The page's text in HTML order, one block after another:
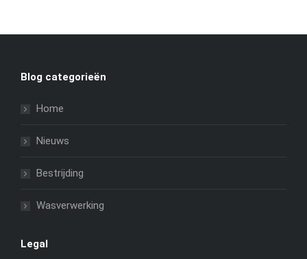
Blog categorieën
Home
Nieuws
Bestrijding
Wasverwerking
Legal